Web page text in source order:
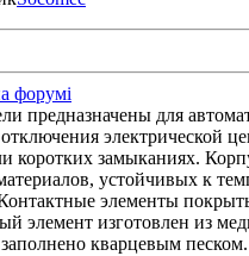
форумі
предназначены для
электрической
коротких замыканиях.
устойчивых к
элементы
элемент изготовлен из
кварцевым песком.